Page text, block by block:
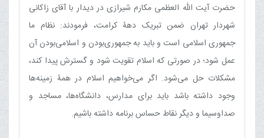
حضرت آیت الله العظمی مکارم شیرازی در دیدار با آقای زاکانی
شهردار تهران ضمن تبریک دهۀ کرامت، فرمودند: نظام ما
جمهوری اسلامی است و باید به جمهوری‌بودن و اسلامی‌بودن آن
عمل شود؛ در صورتی که اسلام تقویت شود و گسترش پیدا کند،
مشکلات حل می‌شود. اگر می‌خواهیم اسلام در همۀ زمینه‌ها
وجود داشته باشد باید برای مدارس، دانشگاه‌ها، مساجد و
صداوسیما و دیگر نقاط حساس برنامه داشته باشیم.